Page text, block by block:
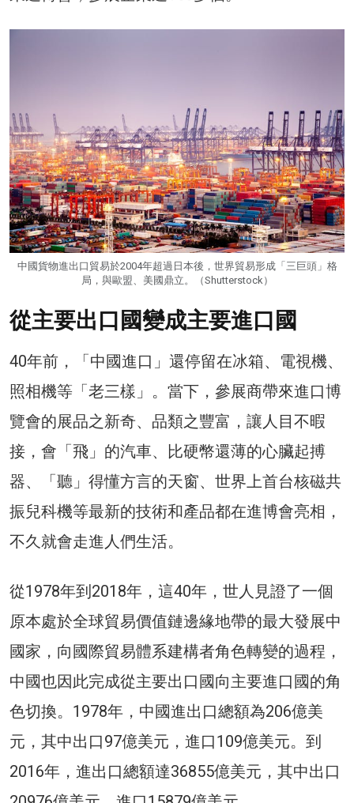
中國貨物進出口貿易於2004年超過日本後，世界貿易形成「三巨頭」格
局，與歐盟、美國鼎立。（Shutterstock）
從主要出口國變成主要進口國
40年前，「中國進口」還停留在冰箱、電視機、
照相機等「老三樣」。當下，參展商帶來進口博
覽會的展品之新奇、品類之豐富，讓人目不暇
接，會「飛」的汽車、比硬幣還薄的心臟起搏
器、「聽」得懂方言的天窗、世界上首台核磁共
振兒科機等最新的技術和產品都在進博會亮相，
不久就會走進人們生活。
從1978年到2018年，這40年，世人見證了一個
原本處於全球貿易價值鏈邊緣地帶的最大發展中
國家，向國際貿易體系建構者角色轉變的過程，
中國也因此完成從主要出口國向主要進口國的角
色切換。1978年，中國進出口總額為206億美
元，其中出口97億美元，進口109億美元。到
2016年，進出口總額達36855億美元，其中出口